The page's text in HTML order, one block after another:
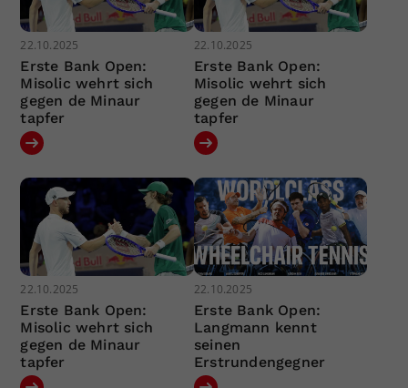
22.10.2025
Erste Bank Open:
Misolic wehrt sich
gegen de Minaur
tapfer
22.10.2025
Erste Bank Open:
Misolic wehrt sich
gegen de Minaur
tapfer
22.10.2025
Erste Bank Open:
Misolic wehrt sich
gegen de Minaur
tapfer
22.10.2025
Erste Bank Open:
Langmann kennt
seinen
Erstrundengegner